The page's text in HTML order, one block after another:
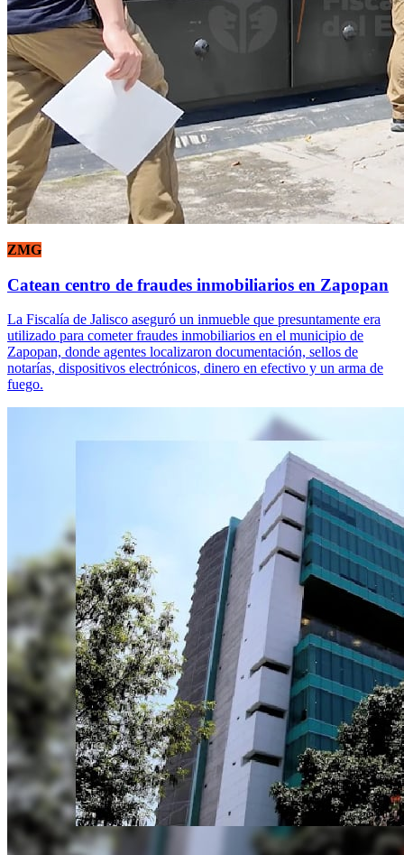
ZMG
Catean centro de fraudes inmobiliarios en Zapopan
La Fiscalía de Jalisco aseguró un inmueble que presuntamente era
utilizado para cometer fraudes inmobiliarios en el municipio de
Zapopan, donde agentes localizaron documentación, sellos de
notarías, dispositivos electrónicos, dinero en efectivo y un arma de
fuego.